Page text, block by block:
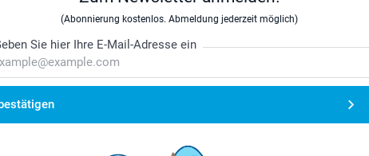
(Abonnierung kostenlos. Abmeldung jederzeit möglich)
Sie hier Ihre E-Mail-Adresse ein